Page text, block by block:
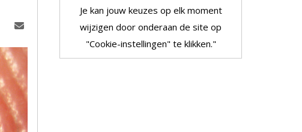
Je kan jouw keuzes op elk moment
wijzigen door onderaan de site op
"Cookie-instellingen" te klikken."